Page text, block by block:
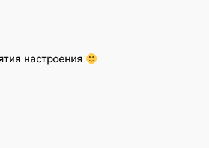
настроения